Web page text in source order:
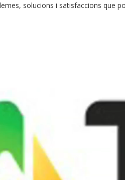
solucions i satisfaccions que